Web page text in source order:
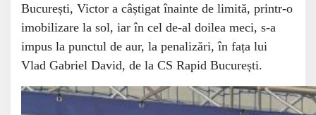
București, Victor a câștigat înainte de limită, printr-o
imobilizare la sol, iar în cel de-al doilea meci, s-a
impus la punctul de aur, la penalizări,în fața lui
Vlad Gabriel David, de la CS Rapid București.